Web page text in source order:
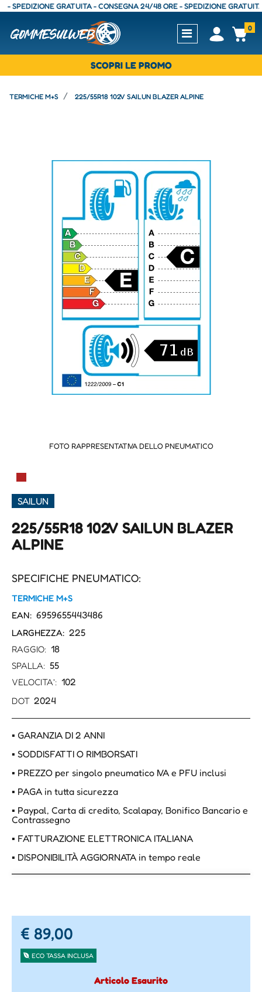
GRATUITA - CONSEGNA 24/48 ORE - SPEDIZIONE GRATUITA -
Open0
SCOPRI LE PROMO
TERMICHE M+S 225/55R18 102V SAILUN BLAZER ALPINE
FOTO RAPPRESENTATIVA DELLO PNEUMATICO
▀
SAILUN
225/55R18 102V SAILUN BLAZER
ALPINE
SPECIFICHE PNEUMATICO:
TERMICHE M+S
EAN: 6959655443486
LARGHEZZA: 225
RAGGIO: 18
SPALLA: 55
VELOCITA': 102
DOT 2024
▪ GARANZIA DI 2 ANNI
▪ SODDISFATTI O RIMBORSATI
▪ PREZZO per singolo pneumatico IVA e PFU inclusi
▪ PAGA in tutta sicurezza
▪ Paypal, Carta di credito, Scalapay, Bonifico Bancario e
Contrassegno
▪ FATTURAZIONE ELETTRONICA ITALIANA
▪ DISPONIBILITÀ AGGIORNATA in tempo reale
€ 89,00
ECO TASSA INCLUSA
Articolo Esaurito